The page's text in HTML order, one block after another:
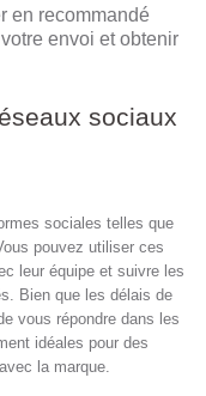
en recommandé
envoi et obtenir
sociaux
sociales telles que
pouvez utiliser ces
leur équipe et suivre les
Bien que les délais de
vous répondre dans les
idéales pour des
la marque.